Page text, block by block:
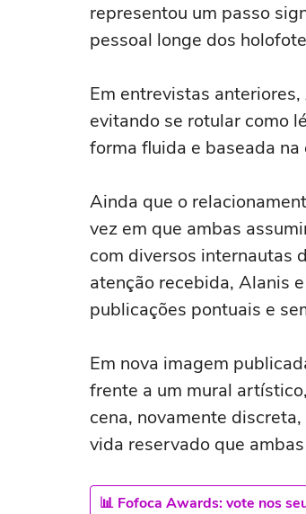
representou um passo
pessoal longe dos
Em entrevistas
evitando se rotular como
forma fluida e baseada na
Ainda que o
vez em que ambas
com diversos internautas
atenção recebida, Alanis
publicações pontuais e
Em nova imagem
frente a um mural
cena, novamente
vida reservado que
📊 Fofoca Awards: vote nos